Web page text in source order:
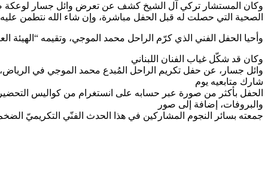
وكان المستشار تركي آل الشيخ كشف عن تعرض وائل جسار لوعكة
الصحية التي حصلت له قبل الحفل مباشرة، وإن شاء الله نتطمن
وأحيا الحفل الفني الذي كرّم الراحل محمد الموجي، وتقيمه “الهيئة
وكان قد شكّل غياب الفنان اللبناني
وائل جسار، عن حفل تكريم الراحل المُبدع محمد الموجي في
شارك متابعيه يوم
الحفل بأكثر من صورة عبر حسابه على انستغرام من كواليس
والبروفات، إضافة إلى صور
جمعته بسائر النجوم المشاركين في هذا الحدث الفنّي التكريميّ